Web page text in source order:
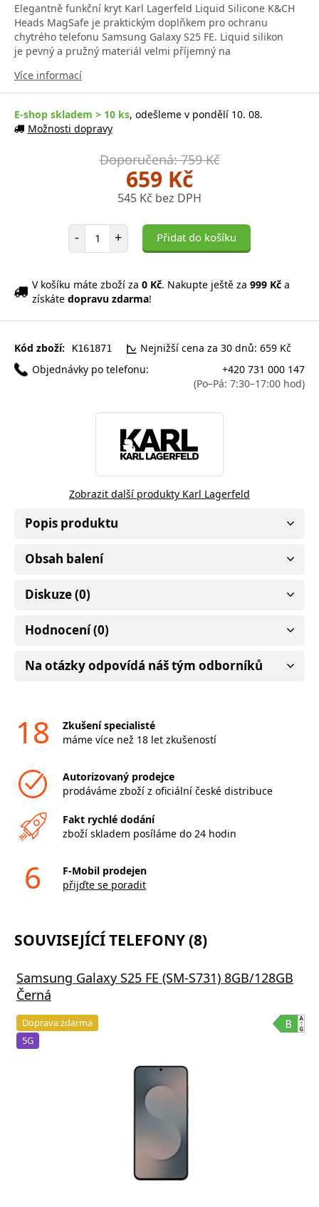
Elegantně funkční kryt Karl Lagerfeld Liquid Silicone K&CH
Heads MagSafe je praktickým doplňkem pro ochranu
chytrého telefonu Samsung Galaxy S25 FE. Liquid silikon
je pevný a pružný materiál velmi příjemný na
Více informací
E-shop skladem > 10 ks, odešleme v pondělí 10. 08.
Možnosti dopravy
Doporučená: 759 Kč
659 Kč
545 Kč bez DPH
- Počet položek
+ Přidat do košíku
V košíku máte zboží za 0 Kč. Nakupte ještě za 999 Kč a
získáte dopravu zdarma!
Kód zboží: K161871
Nejnižší cena za 30 dnů: 659 Kč
Objednávky po telefonu:
+420 731 000 147
(Po–Pá: 7:30–17:00 hod)
Zobrazit další produkty Karl Lagerfeld
Popis produktu
Obsah balení
Diskuze (0)
Hodnocení (0)
Na otázky odpovídá náš tým odborníků
18
Zkušení specialisté
máme více než 18 let zkušeností
Autorizovaný prodejce
prodáváme zboží z oficiální české distribuce
Fakt rychlé dodání
zboží skladem posíláme do 24 hodin
6
F-Mobil prodejen
přijďte se poradit
SOUVISEJÍCÍ TELEFONY (8)
Samsung Galaxy S25 FE (SM-S731) 8GB/128GB
Černá
Doprava zdarma
5G